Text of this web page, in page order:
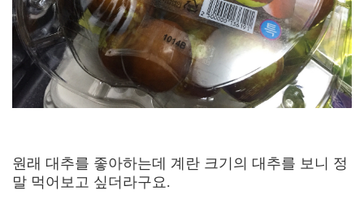
원래 대추를 좋아하는데 계란 크기의 대추를 보니 정
말 먹어보고 싶더라구요.